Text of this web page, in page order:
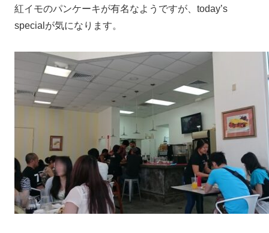
紅イモのパンケーキが有名なようですが、today’s
specialが気になります。